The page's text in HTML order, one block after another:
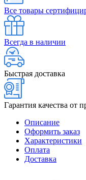
Все товары
Всегда в наличии
Быстрая доставка
Гарантия качества от
Описание
Оформить заказ
Характеристики
Оплата
Доставка